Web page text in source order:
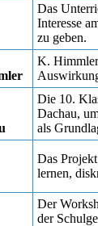
Das
Interesse
zu geben.
K.
Die 10.
Dachau,
als
Das
lernen,
Der
der